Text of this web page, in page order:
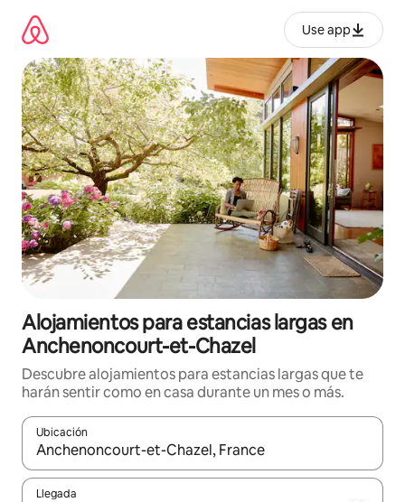
contenido
Use app
Alojamientos para estancias largas en
Anchenoncourt-et-Chazel
Descubre alojamientos para estancias largas que te
harán sentir como en casa durante un mes o más.
Ubicación
Cuando los resultados estén disponibles, podrás navegar
Llegada